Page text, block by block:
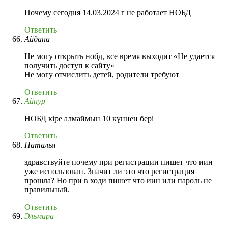
Почему сегодня 14.03.2024 г не работает НОБД
Ответить
Айдана
Не могу открыть нобд, все время выходит «Не удается
получить доступ к сайту»
Не могу отчислить детей, родители требуют
Ответить
Айнур
НОБД кіре алмаймын 10 күннен бері
Ответить
Наталья
здравствуйте почему при регистрации пишет что иин
уже использован. Значит ли это что регистрация
прошла? Но при в ходи пишет что иин или пароль не
правильный.
Ответить
Эльмира